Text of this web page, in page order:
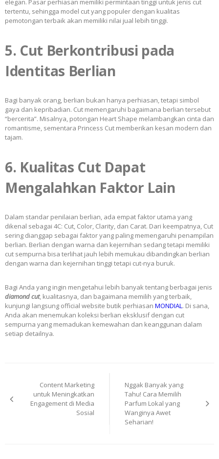
elegan. Pasar perhiasan memiliki permintaan tinggi untuk jenis cut
tertentu, sehingga model cut yang populer dengan kualitas
pemotongan terbaik akan memiliki nilai jual lebih tinggi.
5. Cut Berkontribusi pada
Identitas Berlian
Bagi banyak orang, berlian bukan hanya perhiasan, tetapi simbol
gaya dan kepribadian. Cut memengaruhi bagaimana berlian tersebut
“bercerita”. Misalnya, potongan Heart Shape melambangkan cinta dan
romantisme, sementara Princess Cut memberikan kesan modern dan
tajam.
6. Kualitas Cut Dapat
Mengalahkan Faktor Lain
Dalam standar penilaian berlian, ada empat faktor utama yang
dikenal sebagai 4C: Cut, Color, Clarity, dan Carat. Dari keempatnya, Cut
sering dianggap sebagai faktor yang paling memengaruhi penampilan
berlian. Berlian dengan warna dan kejernihan sedang tetapi memiliki
cut sempurna bisa terlihat jauh lebih memukau dibandingkan berlian
dengan warna dan kejernihan tinggi tetapi cut-nya buruk.
Bagi Anda yang ingin mengetahui lebih banyak tentang berbagai jenis
diamond cut, kualitasnya, dan bagaimana memilih yang terbaik,
kunjungi langsung official website butik perhiasan MONDIAL. Di sana,
Anda akan menemukan koleksi berlian eksklusif dengan cut
sempurna yang memadukan kemewahan dan keanggunan dalam
setiap detailnya.
navigation
Content Marketing
untuk Meningkatkan
Engagement di Media
Sosial
Nggak Banyak yang
Tahu! Cara Memilih
Parfum Lokal yang
Wanginya Awet
Seharian!